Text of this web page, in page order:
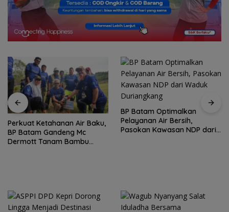
Perkuat Ketahanan Air Baku,
BP Batam Gandeng Mc
Dermott Tanam Bambu
BP Batam Optimalkan
Pelayanan Air Bersih,
Pasokan Kawasan NDP dari